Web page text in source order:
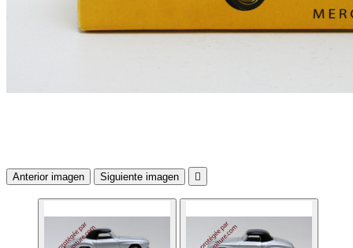
Anterior imagen Siguiente imagen 